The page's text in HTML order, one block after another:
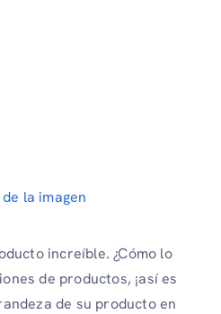
la imagen
increíble. ¿Cómo lo
de productos, ¡así es
de su producto en